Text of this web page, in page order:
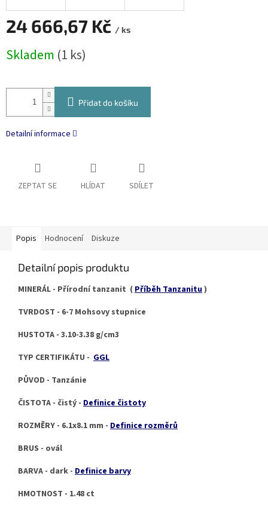
24 666,67 Kč / ks
cena:
Skladem (1 ks)
Přidat do košíku
Detailní informace
ZEPTAT SE HLÍDAT SDÍLET
Popis Hodnocení Diskuze
Detailní popis produktu
MINERÁL - Přírodní tanzanit (Příběh Tanzanitu)
TVRDOST - 6-7 Mohsovy stupnice
HUSTOTA - 3.10-3.38 g/cm3
TYP CERTIFIKÁTU - GGL
PŮVOD - Tanzánie
ČISTOTA - čistý - Definice čistoty
ROZMĚRY - 6.1x8.1 mm - Definice rozměrů
BRUS - ovál
BARVA - dark - Definice barvy
HMOTNOST - 1.48 ct